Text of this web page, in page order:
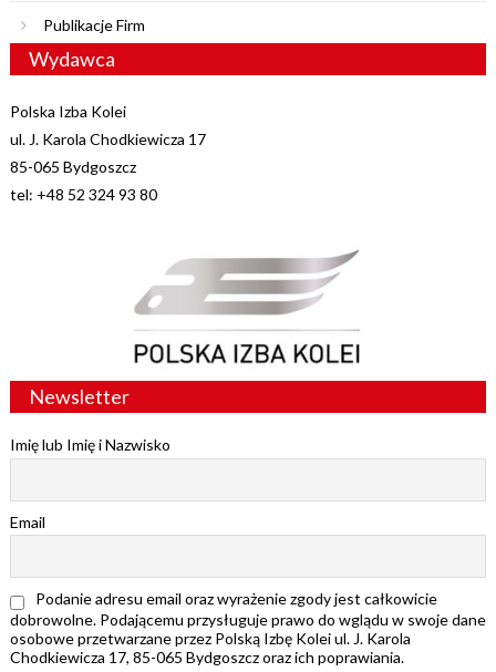
Publikacje Firm
Wydawca
Polska Izba Kolei
ul. J. Karola Chodkiewicza 17
85-065 Bydgoszcz
tel: +48 52 324 93 80
Newsletter
Imię lub Imię i Nazwisko
Email
Podanie adresu email oraz wyrażenie zgody jest całkowicie
dobrowolne. Podającemu przysługuje prawo do wglądu w swoje dane
osobowe przetwarzane przez Polską Izbę Kolei ul. J. Karola
Chodkiewicza 17, 85-065 Bydgoszcz oraz ich poprawiania.